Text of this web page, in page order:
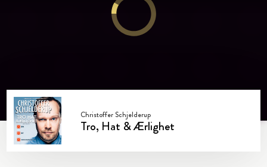
Christoffer Schjelderup
Tro, Hat & Ærlighet